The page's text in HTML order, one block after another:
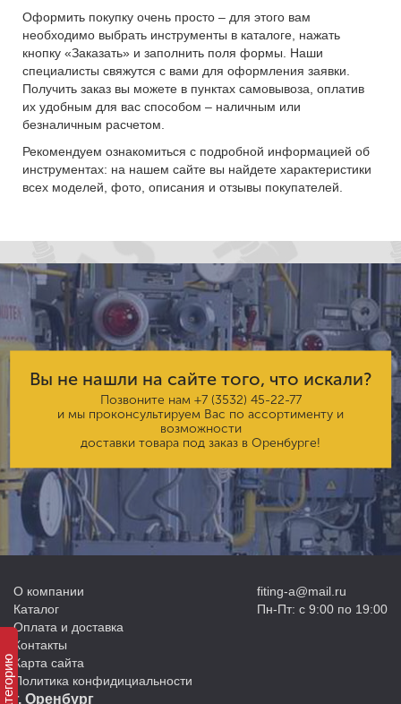
Оформить покупку очень просто – для этого вам
необходимо выбрать инструменты в каталоге, нажать
кнопку «Заказать» и заполнить поля формы. Наши
специалисты свяжутся с вами для оформления заявки.
Получить заказ вы можете в пунктах самовывоза, оплатив
их удобным для вас способом – наличным или
безналичным расчетом.
Рекомендуем ознакомиться с подробной информацией об
инструментах: на нашем сайте вы найдете характеристики
всех моделей, фото, описания и отзывы покупателей.
Вы не нашли на сайте того, что искали?
Позвоните нам +7 (3532) 45-22-77
и мы проконсультируем Вас по ассортименту и
возможности
доставки товара под заказ в Оренбурге!
О компании
Каталог
Оплата и доставка
Контакты
Карта сайта
Политика конфидициальности
fiting-a@mail.ru
Пн-Пт: с 9:00 по 19:00
г. Оренбург